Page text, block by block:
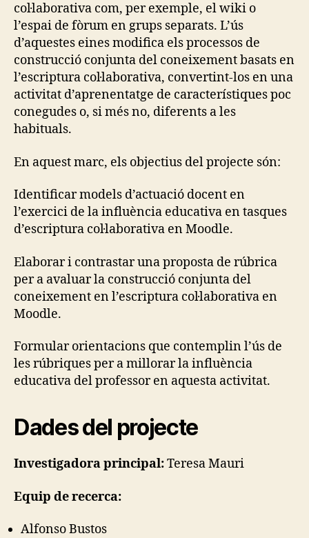
col·laborativa com, per exemple, el wiki o
l’espai de fòrum en grups separats. L’ús
d’aquestes eines modifica els processos de
construcció conjunta del coneixement basats en
l’escriptura col·laborativa, convertint-los en una
activitat d’aprenentatge de característiques poc
conegudes o, si més no, diferents a les
habituals.
En aquest marc, els objectius del projecte són:
Identificar models d’actuació docent en
l’exercici de la influència educativa en tasques
d’escriptura col·laborativa en Moodle.
Elaborar i contrastar una proposta de rúbrica
per a avaluar la construcció conjunta del
coneixement en l’escriptura col·laborativa en
Moodle.
Formular orientacions que contemplin l’ús de
les rúbriques per a millorar la influència
educativa del professor en aquesta activitat.
Dades del projecte
Investigadora principal:Teresa Mauri
Equip de recerca:
Alfonso Bustos